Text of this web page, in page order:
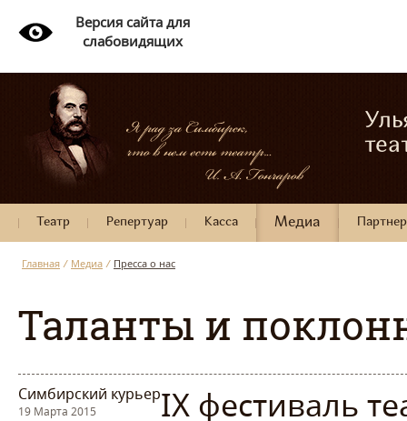
Версия сайта для
слабовидящих
Театр Репертуар Касса Медиа
Главная / Медиа / Пресса о нас
Таланты и
Симбирский курьер
19 Марта 2015
IX фестиваль